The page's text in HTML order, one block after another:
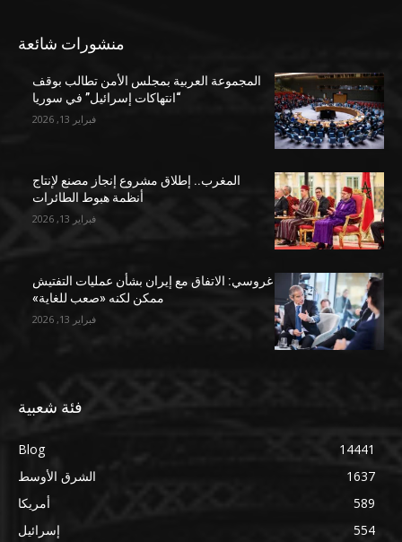
منشورات شائعة
المجموعة العربية بمجلس الأمن تطالب بوقف
“انتهاكات إسرائيل” في سوريا
فبراير 13, 2026
المغرب.. إطلاق مشروع إنجاز مصنع لإنتاج
أنظمة هبوط الطائرات
فبراير 13, 2026
غروسي: الاتفاق مع إيران بشأن عمليات التفتيش
ممكن لكنه «صعب للغاية»
فبراير 13, 2026
فئة شعبية
Blog
14441
الشرق الأوسط
1637
أمريكا
589
إسرائيل
554